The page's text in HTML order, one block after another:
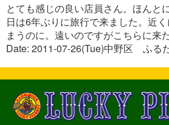
とても感じの良い店員さん。ほんと
日は6年ぶりに旅行で来ました。近
まうのに。遠いのですがこちらに来
Date: 2011-07-26(Tue)中野区 ふる